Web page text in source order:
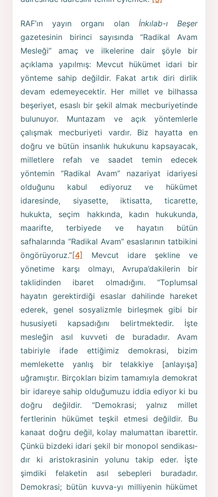
RAF’ın yayın organı olan İnkılab-ı Beşer
gazetesinin birinci sayısında “Radikal Avam
Mesleği” amaç ve ilkelerine dair şöyle bir
açıklama yapılmış: Mevcut hükümet idari bir
yönteme sahip değildir. Fakat artık diri dirlik
devam edemeyecektir. Her millet ve bilhassa
beşeriyet, esaslı bir şekil almak mecburiyetinde
bulunuyor. Muntazam ve açık yöntem­lerle
çalışmak mecburiyeti vardır. Biz hayatta en
doğru ve bü­tün insanlık hukukunu kapsayacak,
milletlere refah ve saadet temin edecek
yöntemin “Radikal Avam” nazariyat idariyesi
olduğunu kabul ediyoruz ve hükümet
idaresinde, siyasette, iktisatta, ticarette,
hukukta, seçim hakkında, kadın hukukun­da,
maarifte, terbiyede ve hayatın bütün
safhalarında “Radi­kal Avam” esaslarının tatbikini
öngörüyoruz.”[4]
Mevcut idare şekline ve
yönetime karşı olmayı, Avrupa’dakilerin bir
taklidinden ibaret olmadığını. “Toplumsal
hayatın gerektirdiği esaslar dahilinde ha­reket
ederek, genel sosyalizmle birleşmek gibi bir
hususiyeti kapsadığını belirtmektedir. İşte
mesleğin asıl kuvveti de buradadır. Avam
tabiriyle ifade ettiğimiz demokrasi, bizim
memlekette yanlış bir telakkiye [anlayışa]
uğramıştır. Birçok­ları bizim tamamıyla demokrat
bir idareye sahip olduğumu­zu iddia ediyor ki bu
doğru değildir. “Demokrasi; yalnız millet
fertlerinin hükümet teşkil etmesi değildir. Bu
kanaat doğru değil, kolay malumat­tan ibarettir.
Çünkü bizdeki idari şekil bir monopol sendikası­
dır ki aristokrasinin yolunu takip eder. İşte
şimdiki felaketin asıl sebepleri buradadır.
Demokrasi; bütün kuvva-yı milliye­nin hükümet